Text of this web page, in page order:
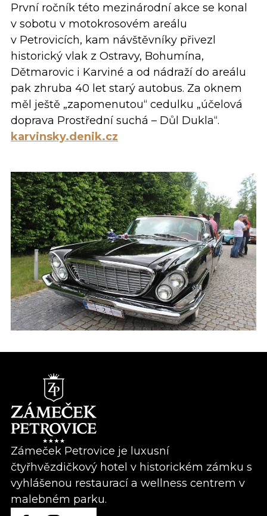
První ročník této mezinárodní akce se konal
v sobotu v motokrosovém areálu
v Petrovicích, kam návštěvníky přivezl
historický vlak z Ostravy, Bohumína,
Dětmarovic i Karviné a od nádraží do areálu
pak zhruba 40 let starý autobus. Za oknem
měl ještě „zapomenutou“ cedulku „účelová
doprava Prostřední suchá – Důl Dukla“.
karvinsky.denik.cz
Zámeček Petrovice je luxusní
čtyřhvězdičkový hotel v historickém zámku s
vyhlášenou restaurací a wellness centrem v
malebném parku.